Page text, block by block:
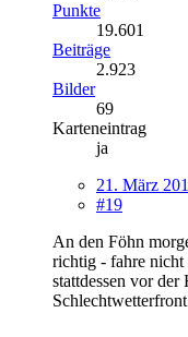
Punkte
19.601
Beiträge
2.923
Bilder
69
Karteneintrag
ja
21. März
#19
An den Föhn
richtig - fahre nicht
stattdessen vor